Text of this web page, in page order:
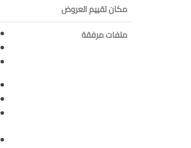
مكان تقييم العروض
ملفات مرفقة